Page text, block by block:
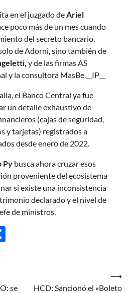
en el juzgado deAriel
poco más de un mes cuando
del secreto bancario,
de Adorni, sino también de
y de las firmas AS
y la consultora MasBe.__IP__
el Banco Central ya fue
un detalle exhaustivo de
(cajas de seguridad,
y tarjetas) registrados a
desde enero de 2022.
Py busca ahora cruzar esos
proveniente del ecosistema
si existe una inconsistencia
declarado y el nivel de
de ministros.
se
HCD: Sancionó el «Boleto
⟶